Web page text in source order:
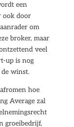
een
ook door
om
broker, maar
veel
up is nog
de winst.
hoe
Average zal
groeibedrijf,